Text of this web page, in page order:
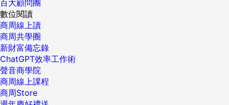
百大顧問團
數位閱讀
商周線上讀
商周共學圈
新財富備忘錄
ChatGPT效率工作術
聲音商學院
商周線上課程
商周Store